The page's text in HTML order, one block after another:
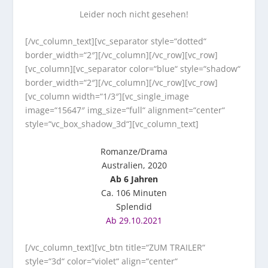
Leider noch nicht gesehen!
[/vc_column_text][vc_separator style=“dotted“
border_width=“2″][/vc_column][/vc_row][vc_row]
[vc_column][vc_separator color=“blue“ style=“shadow“
border_width=“2″][/vc_column][/vc_row][vc_row]
[vc_column width=“1/3″][vc_single_image
image=“15647″ img_size=“full“ alignment=“center“
style=“vc_box_shadow_3d“][vc_column_text]
Romanze/Drama
Australien, 2020
Ab 6 Jahren
Ca. 106 Minuten
Splendid
Ab 29.10.2021
[/vc_column_text][vc_btn title=“ZUM TRAILER“
style=“3d“ color=“violet“ align=“center“